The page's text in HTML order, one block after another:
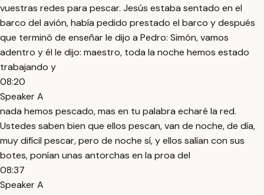
vuestras redes para pescar. Jesús estaba sentado en el
barco del avión, había pedido prestado el barco y después
que terminó de enseñar le dijo a Pedro: Simón, vamos
adentro y él le dijo: maestro, toda la noche hemos estado
trabajando y
08:20
Speaker A
nada hemos pescado, mas en tu palabra echaré la red.
Ustedes saben bien que ellos pescan, van de noche, de día,
muy difícil pescar, pero de noche sí, y ellos salían con sus
botes, ponían unas antorchas en la proa del
08:37
Speaker A